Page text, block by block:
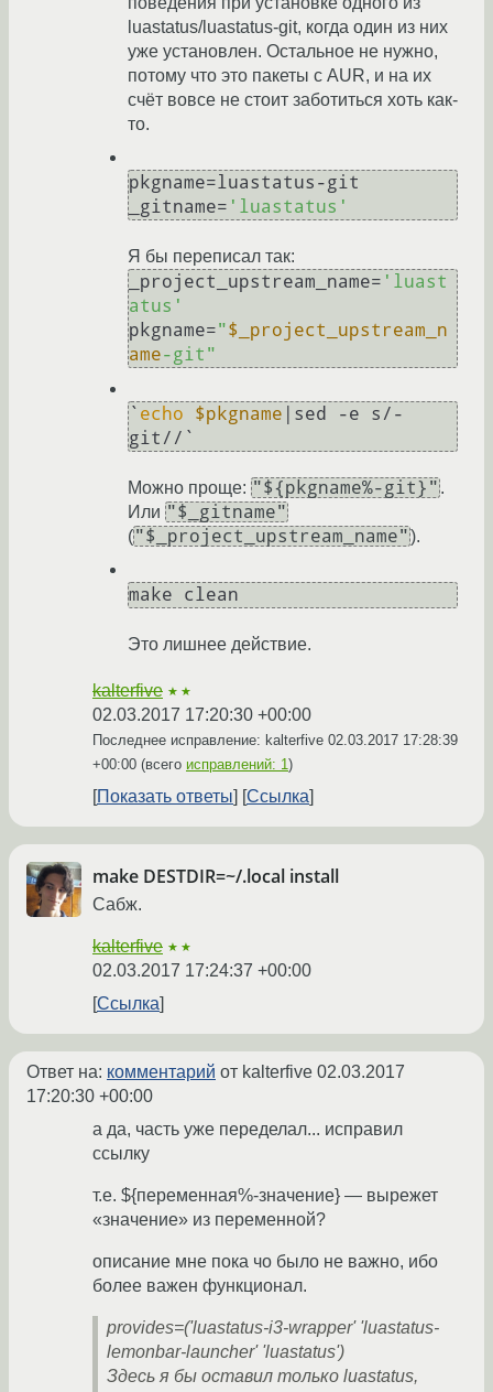
luastatus/luastatus-git, когда один из них
уже установлен. Остальное не нужно,
потому что это пакеты с AUR, и на их
счёт вовсе не стоит заботиться хоть как-
то.
pkgname=luastatus-git
_gitname= 'luastatus'
Я бы переписал так:
_project_upstream_name= 'luast
atus'
pkgname="$_project_upstream_n
ame-git"
` echo $pkgname |sed -e s/-
Можно проще: "${pkgname%-git}" .
Или "$_gitname"
("$_project_upstream_name").
Это лишнее действие.
kalterfive ★★
02.03.2017 17:20:30 +00:00
Последнее исправление: kalterfive 02.03.2017 17:28:39
+00:00 (всего исправлений: 1)
Показать ответы Ссылка
make DESTDIR=~/.local install
Сабж.
kalterfive ★★
02.03.2017 17:24:37 +00:00
Ссылка
Ответ на: комментарий от kalterfive 02.03.2017
17:20:30 +00:00
а да, часть уже переделал... исправил
ссылку
т.е. ${переменная%-значение} — вырежет
«значение» из переменной?
описание мне пока чо было не важно, ибо
более важен функционал.
provides=('luastatus-i3-wrapper' 'luastatus-
lemonbar-launcher' 'luastatus')
Здесь я бы оставил только luastatus,